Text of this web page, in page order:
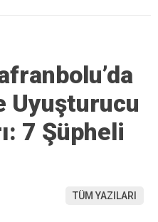
Uyuşturucu
7 Şüpheli
TÜM YAZILARI